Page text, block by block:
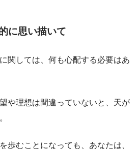
に思い描いて
関しては、何も心配する必要はあ
や理想は間違っていないと、天が
歩むことになっても、あなたは、